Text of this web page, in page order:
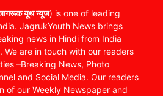
यूथ न्यूज) is one of leading
JagrukYouth News brings
news in Hindi from India
We are in touch with our readers
–Breaking News, Photo
and Social Media. Our readers
of our Weekly Newspaper and